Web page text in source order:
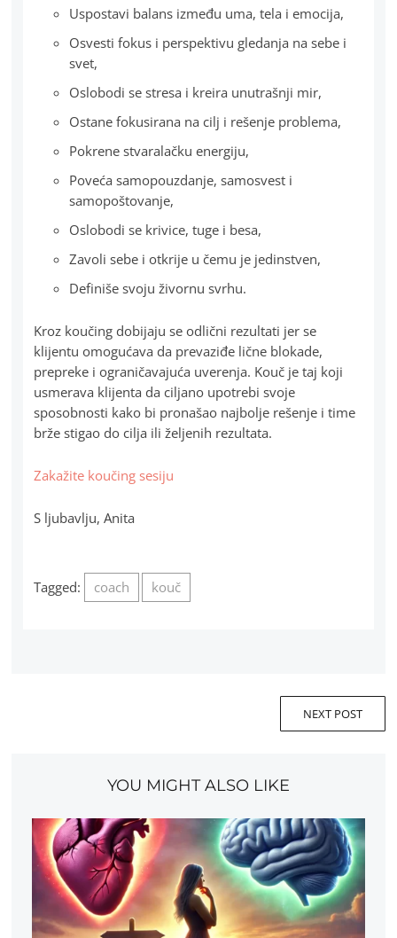
Uspostavi balans između uma, tela i emocija,
Osvesti fokus i perspektivu gledanja na sebe i
svet,
Oslobodi se stresa i kreira unutrašnji mir,
Ostane fokusirana na cilj i rešenje problema,
Pokrene stvaralačku energiju,
Poveća samopouzdanje, samosvest i
samopoštovanje,
Oslobodi se krivice, tuge i besa,
Zavoli sebe i otkrije u čemu je jedinstven,
Definiše svoju živornu svrhu.
Kroz koučing dobijaju se odlični rezultati jer se
klijentu omogućava da prevaziđe lične blokade,
prepreke i ograničavajuća uverenja. Kouč je taj koji
usmerava klijenta da ciljano upotrebi svoje
sposobnosti kako bi pronašao najbolje rešenje i time
brže stigao do cilja ili željenih rezultata.
Zakažite koučing sesiju
S ljubavlju, Anita
Tagged: coach kouč
NEXT POST
YOU MIGHT ALSO LIKE